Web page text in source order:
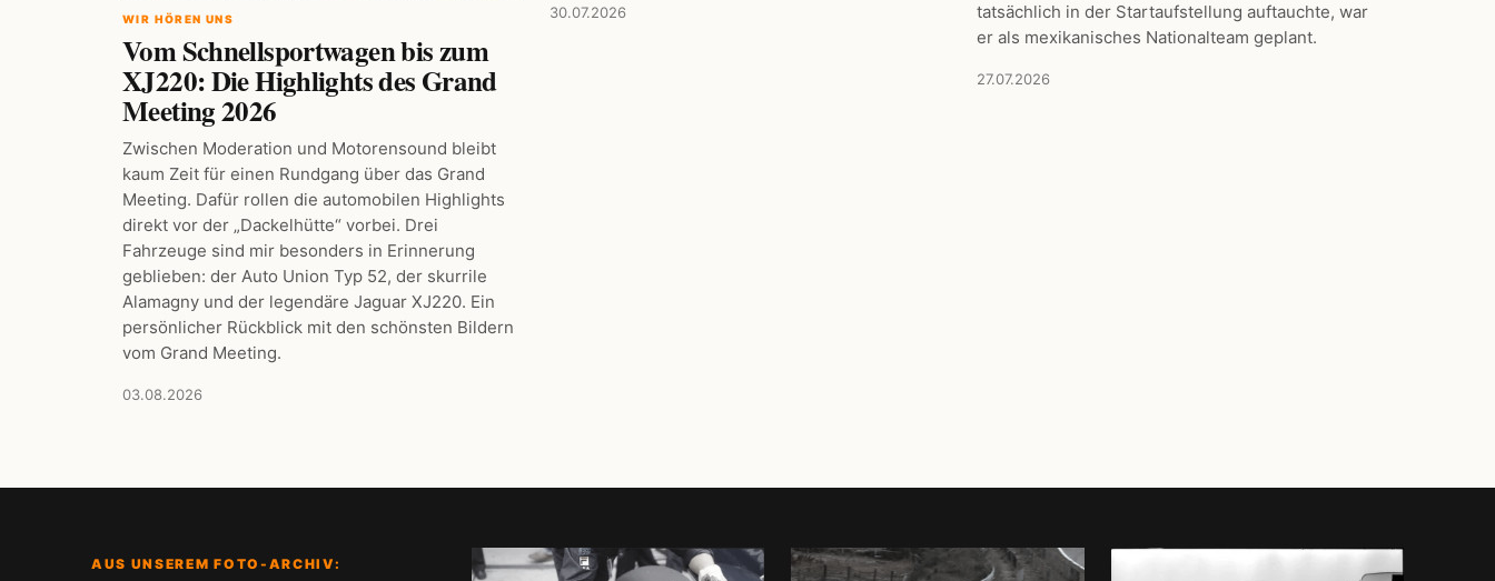
WIR HÖREN UNS
Vom Schnellsportwagen bis zum
XJ220: Die Highlights des Grand
Meeting 2026
Zwischen Moderation und Motorensound bleibt
kaum Zeit für einen Rundgang über das Grand
Meeting. Dafür rollen die automobilen Highlights
direkt vor der „Dackelhütte“ vorbei. Drei
Fahrzeuge sind mir besonders in Erinnerung
geblieben: der Auto Union Typ 52, der skurrile
Alamagny und der legendäre Jaguar XJ220. Ein
persönlicher Rückblick mit den schönsten Bildern
vom Grand Meeting.
03.08.2026
30.07.2026
tatsächlich in der Startaufstellung auftauchte, war
er als mexikanisches Nationalteam geplant.
27.07.2026
AUS UNSEREM FOTO-ARCHIV: